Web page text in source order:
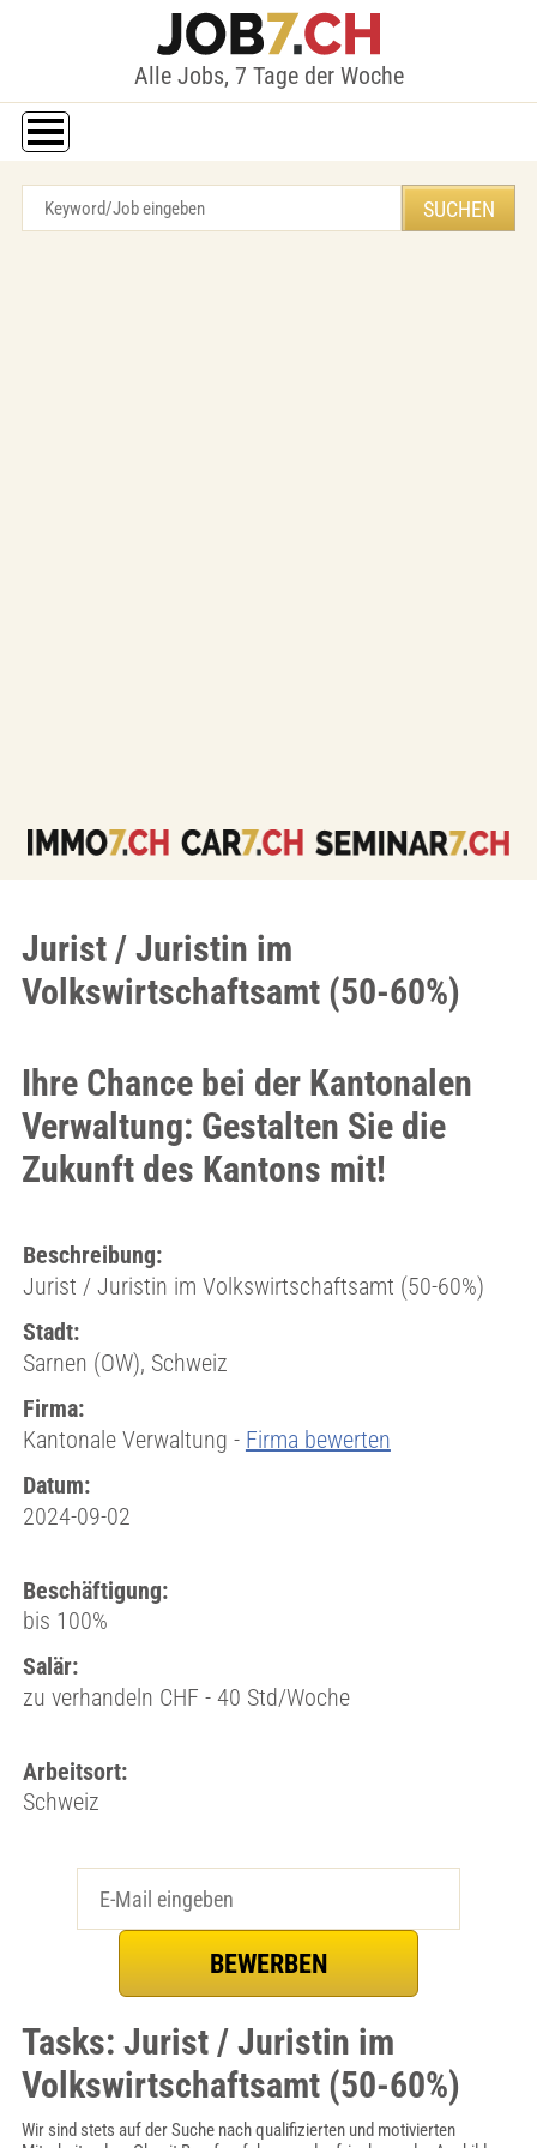
Alle Jobs, 7 Tage der Woche
Jurist / Juristin im
Volkswirtschaftsamt (50-60%)
Ihre Chance bei der Kantonalen
Verwaltung: Gestalten Sie die
Zukunft des Kantons mit!
Beschreibung:
Jurist / Juristin im Volkswirtschaftsamt (50-60%)
Stadt:
Sarnen (OW), Schweiz
Firma:
Kantonale Verwaltung - Firma bewerten
Datum:
2024-09-02
Beschäftigung:
bis 100%
Salär:
zu verhandeln CHF - 40 Std/Woche
Arbeitsort:
Schweiz
Tasks: Jurist / Juristin im
Volkswirtschaftsamt (50-60%)
Wir sind stets auf der Suche nach qualifizierten und motivierten